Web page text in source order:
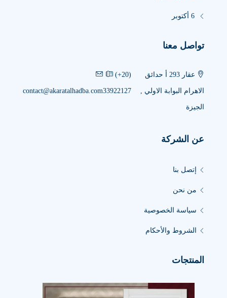
6 أكتوبر
تواصل معنا
عقار 293 أ حدائق
الاهرام البوابة الاولي ,
الجيزة
‎(+20)
33922127
contact@akaratalhadba.com
عن الشركة
إتصل بنا
من نحن
سياسة الخصوصية
الشروط والأحكام
المنتجات